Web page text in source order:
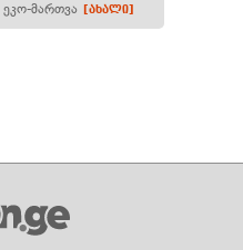
ეკო-მართვა [ახალი]